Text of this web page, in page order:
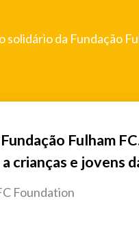
solidário da Fundação
Fulham
crianças e jovens